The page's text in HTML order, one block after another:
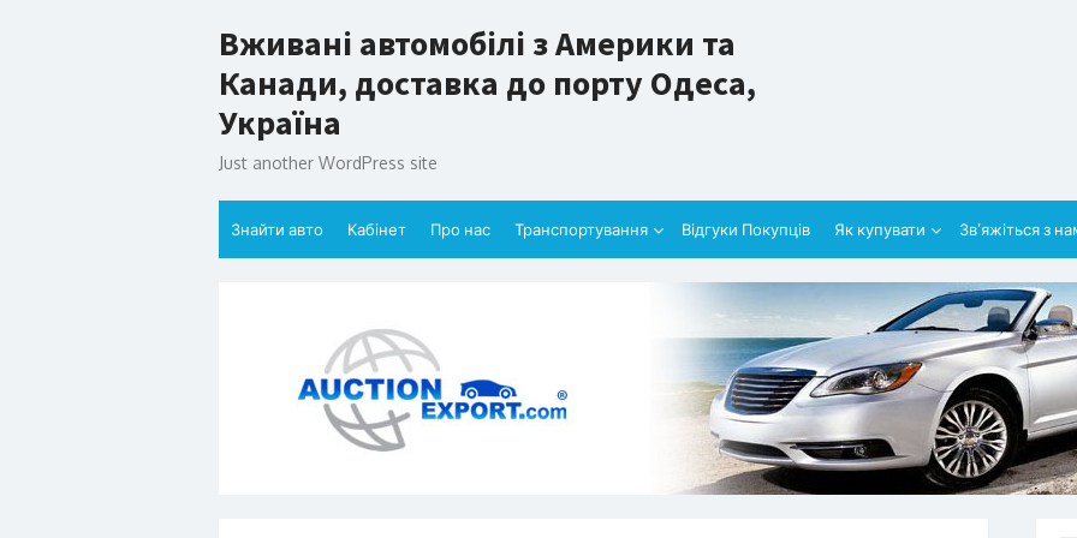
to
Вживані автомобілі з Америки та
Канади, доставка до порту Одеса,
Україна
Just another WordPress site
Знайти авто Кабінет Про нас Транспортування Відгуки Покупців Як купувати Зв’яжіться з